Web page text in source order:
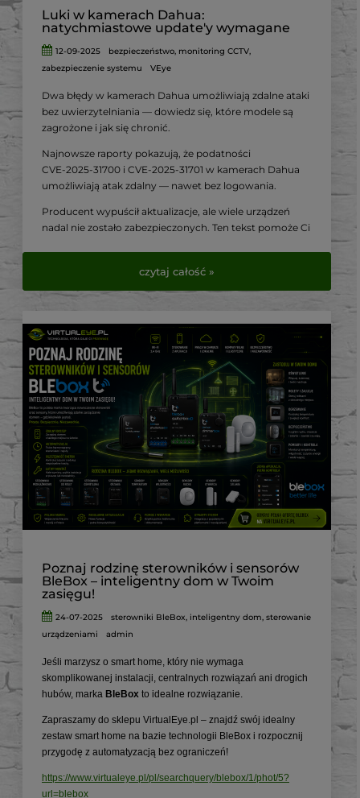
Luki w kamerach Dahua:
natychmiastowe update'y wymagane
12-09-2025 bezpieczeństwo, monitoring CCTV,
zabezpieczenie systemu
VEye
Dwa błędy w kamerach Dahua umożliwiają zdalne ataki
bez uwierzytelniania — dowiedz się, które modele są
zagrożone i jak się chronić.
Najnowsze raporty pokazują, że podatności
CVE‑2025‑31700 i CVE‑2025‑31701 w kamerach Dahua
umożliwiają atak zdalny — nawet bez logowania.
Producent wypuścił aktualizacje, ale wiele urządzeń
nadal nie zostało zabezpieczonych. Ten tekst pomoże Ci
czytaj całość »
Poznaj rodzinę sterowników i sensorów
BleBox – inteligentny dom w Twoim
zasięgu!
24-07-2025 sterowniki BleBox, inteligentny dom,sterowanie
urządzeniami
admin
Jeśli marzysz o smart home, który nie wymaga
skomplikowanej instalacji, centralnych rozwiązań ani drogich
hubów, marka BleBox to idealne rozwiązanie.
Zapraszamy do sklepu VirtualEye.pl – znajdź swój idealny
zestaw smart home na bazie technologii BleBox i rozpocznij
przygodę z automatyzacją bez ograniczeń!
https://www.virtualeye.pl/pl/searchquery/blebox/1/phot/5?
url=blebox